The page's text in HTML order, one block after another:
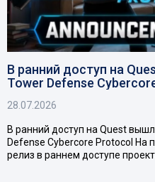
В ранний доступ на
Tower Defense
28.07.2026
В ранний доступ на Quest
Defense Cybercore Protocol На
релиз в раннем доступе